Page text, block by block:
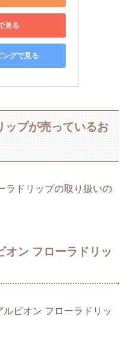
見る
グで見る
ップが売っているお
ラドリップの取り扱いの
オン フローラドリッ
ビオン フローラドリッ